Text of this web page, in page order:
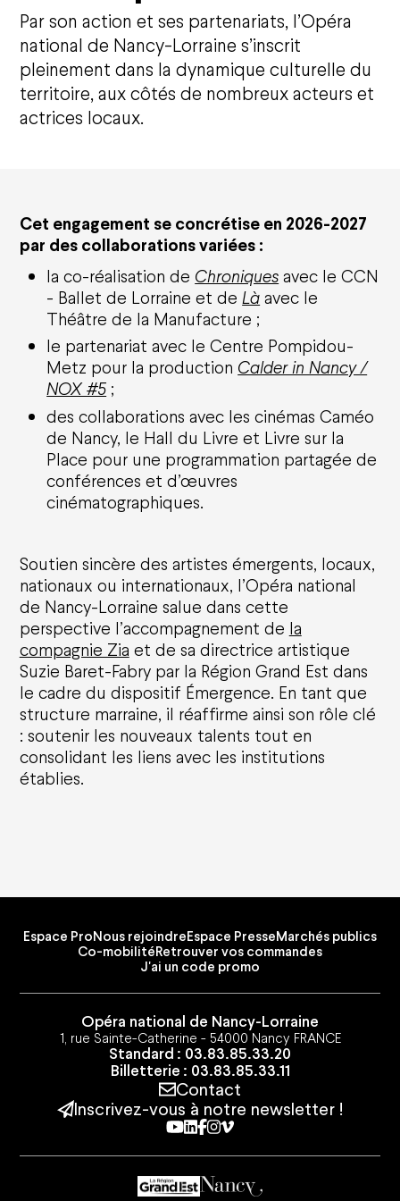
Par son action et ses partenariats, l’Opéra
national de Nancy-Lorraine s’inscrit
pleinement dans la dynamique culturelle du
territoire, aux côtés de nombreux acteurs et
actrices locaux.
Cet engagement se concrétise en 2026-2027
par des collaborations variées :
la co-réalisation de Chroniquesavec le CCN
- Ballet de Lorraine et deLàavec le
Théâtre de la Manufacture ;
le partenariat avec le Centre Pompidou-
Metz pour la production Calder in Nancy /
NOX #5 ;
des collaborations avec les cinémas Caméo
de Nancy, le Hall du Livre et Livre sur la
Place pour une programmation partagée de
conférences et d’œuvres
cinématographiques.
Soutien sincère des artistes émergents, locaux,
nationaux ou internationaux, l’Opéra national
de Nancy-Lorraine salue dans cette
perspective l’accompagnement de la
compagnie Zia et de sa directrice artistique
Suzie Baret-Fabry par la Région Grand Est dans
le cadre du dispositif Émergence. En tant que
structure marraine, il réaffirme ainsi son rôle clé
: soutenir les nouveaux talents tout en
consolidant les liens avec les institutions
établies.
Espace ProNous rejoindreEspace PresseMarchés publics
Co-mobilitéRetrouver vos commandes
J'ai un code promo
Opéra national de Nancy-Lorraine
1, rue Sainte-Catherine - 54000 Nancy FRANCE
Standard : 03.83.85.33.20
Billetterie : 03.83.85.33.11
Contact
Inscrivez-vous à notre newsletter !
Youtube
Linkedin
Facebook
Instagram
Vimeo
Calendrier
Nancy Opéra Xperience
Bilan d'activités et délibérations
Opéra Citoyen
Éducation
Solidarités
Écoresponsabilité
Le CFA
Actualités
Nous soutenir
Les projets à soutenir
Ils nous soutiennent
Offres et abonnements
Abonnements
Cartes cadeaux
Offre famille
Offres groupes et entreprises
Offres jeunes / étudiants / -30 ans
Nous rejoindreEspace Presse